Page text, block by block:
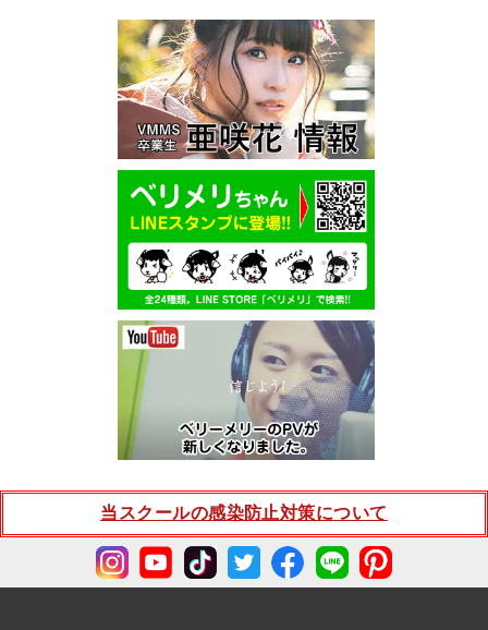
当スクールの感染防止対策について